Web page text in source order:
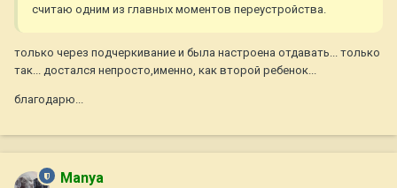
считаю одним из главных моментов переустройства.
только через подчеркивание и была настроена отдавать... только
так... достался непросто,именно, как второй ребенок...
благодарю...
Manya